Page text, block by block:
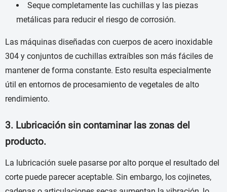
Seque completamente las cuchillas y las piezas
metálicas para reducir el riesgo de corrosión.
Las máquinas diseñadas con cuerpos de acero inoxidable
304 y conjuntos de cuchillas extraíbles son más fáciles de
mantener de forma constante. Esto resulta especialmente
útil en entornos de procesamiento de vegetales de alto
rendimiento.
3. Lubricación sin contaminar las zonas del
producto.
La lubricación suele pasarse por alto porque el resultado del
corte puede parecer aceptable. Sin embargo, los cojinetes,